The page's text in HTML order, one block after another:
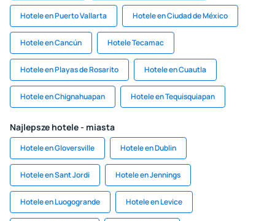
Hotele en Puerto Vallarta Hotele en Ciudad de México
Hotele en Cancún Hotele Tecamac
Hotele en Playas de Rosarito Hotele en Cuautla
Hotele en Chignahuapan Hotele en Tequisquiapan
Najlepsze hotele - miasta
Hotele en Gloversville Hotele en Dublin
Hotele en Sant Jordi Hotele en Jennings
Hotele en Luogogrande Hotele en Levice